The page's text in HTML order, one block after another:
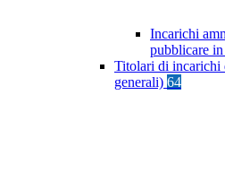
Incarichi
pubblicare
Titolari di incarichi
generali) 64